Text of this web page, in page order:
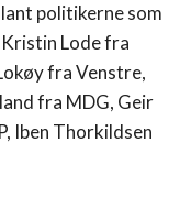
politikerne som
Lode fra
fra Venstre,
fra MDG, Geir
Iben Thorkildsen